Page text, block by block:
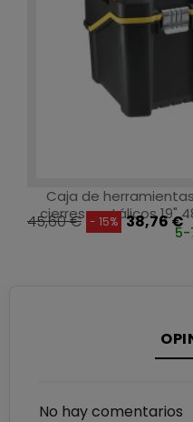
Caja de
cierres metálicos 19"
45,60 € - 15% 38,76 €
5-
No hay comentarios